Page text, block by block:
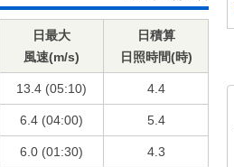
日最大
風速(m/s)
日積算
日照時間(時)
13.4 (05:10) 4.4
6.4 (04:00) 5.4
6.0 (01:30) 4.3